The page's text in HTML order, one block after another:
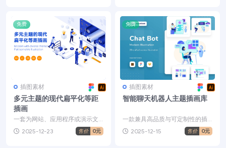
免费
插图素材
多元主题的现代扁平化等距
插画
一套为网站、应用程序或演示文
稿定制专属插画，这款素材能够
精准满足你的各类数字化需...
2025-12-23 售价 0元
免费
插图素材
智能聊天机器人主题插画库
一款兼具高品质与可定制性的插
画素材合集，完美适配网站、移
动端 UI 应用开发，同...
2025-12-15 售价 0元